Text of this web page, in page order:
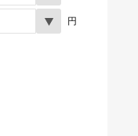
円